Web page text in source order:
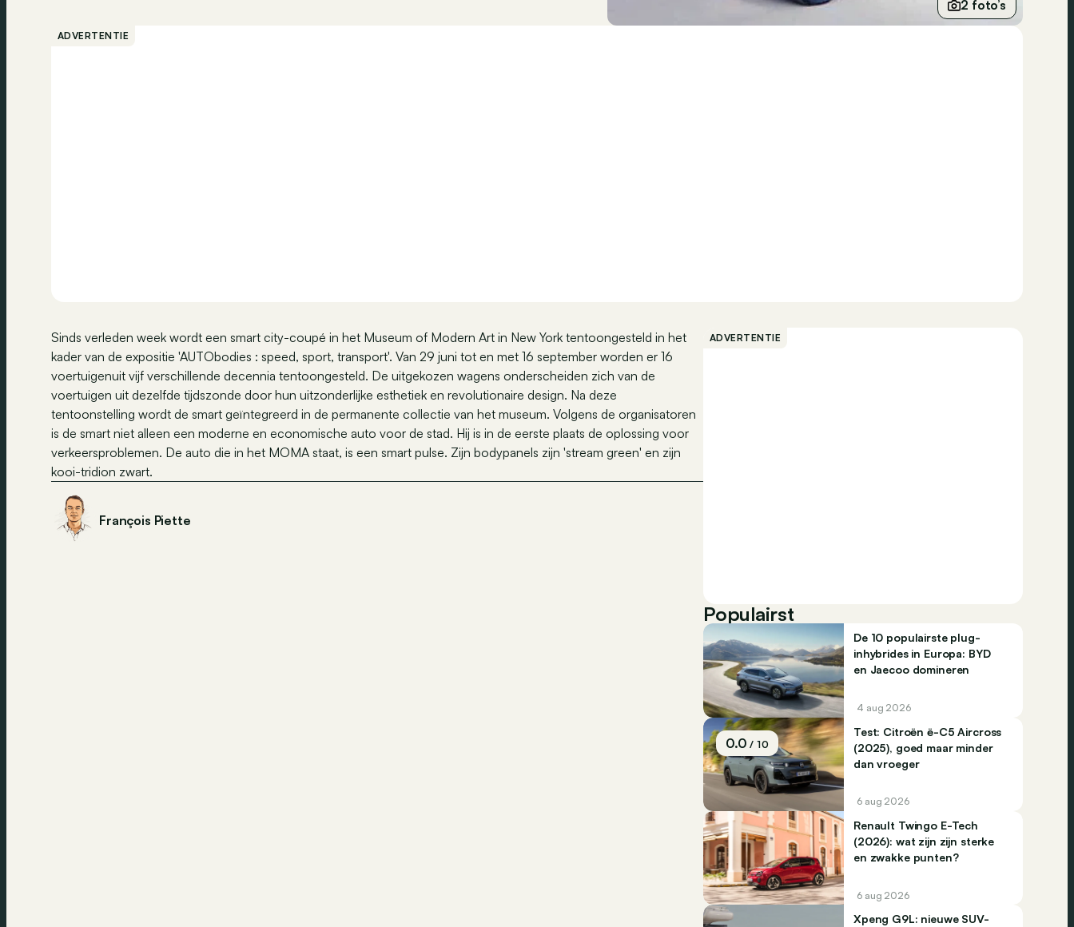
2 foto’s
ADVERTENTIE
Sinds verleden week wordt een smart city-coupé in het Museum of Modern Art in New York tentoongesteld in het
kader van de expositie 'AUTObodies : speed, sport, transport'. Van 29 juni tot en met 16 september worden er 16
voertuigenuit vijf verschillende decennia tentoongesteld. De uitgekozen wagens onderscheiden zich van de
voertuigen uit dezelfde tijdszonde door hun uitzonderlijke esthetiek en revolutionaire design. Na deze
tentoonstelling wordt de smart geïntegreerd in de permanente collectie van het museum. Volgens de organisatoren
is de smart niet alleen een moderne en economische auto voor de stad. Hij is in de eerste plaats de oplossing voor
verkeersproblemen. De auto die in het MOMA staat, is een smart pulse. Zijn bodypanels zijn 'stream green' en zijn
kooi-tridion zwart.
François Piette
ADVERTENTIE
Populairst
De 10 populairste plug-
inhybrides in Europa: BYD
en Jaecoo domineren
4 aug 2026
0.0/ 10
Test: Citroën ë-C5 Aircross
(2025), goed maar minder
dan vroeger
6 aug 2026
Renault Twingo E-Tech
(2026): wat zijn zijn sterke
en zwakke punten?
6 aug 2026
Xpeng G9L: nieuwe SUV-